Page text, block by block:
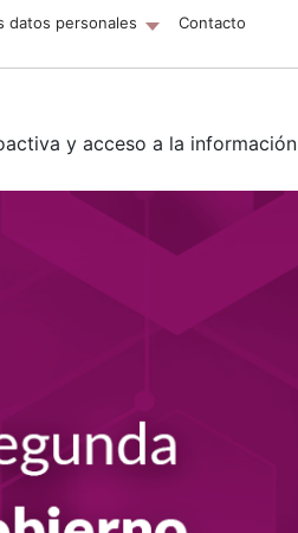
datos personales Contacto
y acceso a la información